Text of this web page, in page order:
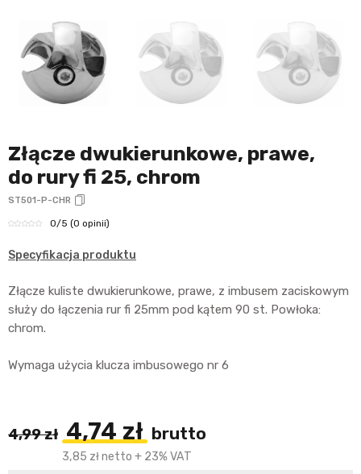
Złącze dwukierunkowe, prawe,
do rury fi 25, chrom
ST501-P-CHR
0/5 (0 opinii)
Specyfikacja produktu
Złącze kuliste dwukierunkowe, prawe, z imbusem zaciskowym
służy do łączenia rur fi 25mm pod kątem 90 st. Powłoka:
chrom.
Wymaga użycia klucza imbusowego nr 6
4,99 zł 4,74 zł brutto
3,85 zł netto + 23% VAT